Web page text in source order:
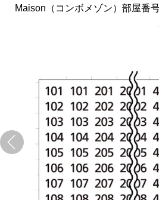
Maison（コンボメゾン）部屋番